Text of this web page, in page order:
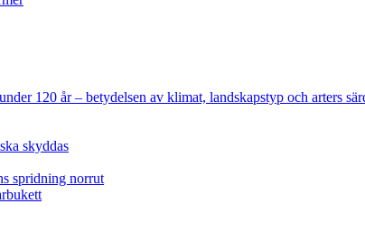
120 år– betydelsen av klimat, landskapstyp och arters
skyddas
spridning norrut